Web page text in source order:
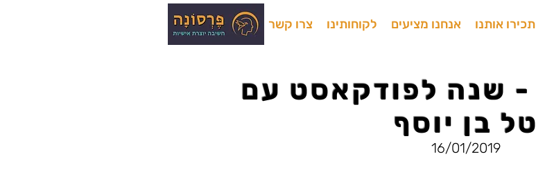
תכירו אותנו אנחנו מציעים לקוחותינו צרו קשר
פרסונה 41 - שנה לפודקאסט עם
טל בן יוסף
16/01/2019